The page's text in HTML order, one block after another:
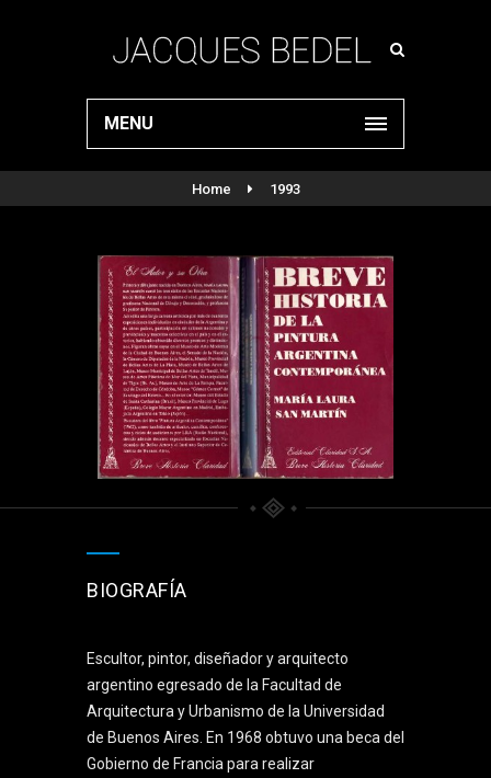
MENU
Home 1993
BIOGRAFÍA
Escultor, pintor, diseñador y arquitecto
argentino egresado de la Facultad de
Arquitectura y Urbanismo de la Universidad
de Buenos Aires. En 1968 obtuvo una beca del
Gobierno de Francia para realizar